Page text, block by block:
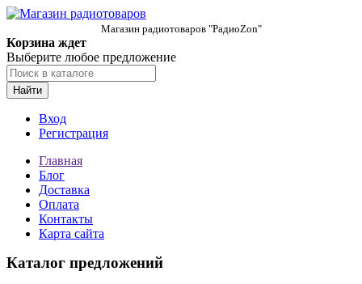
Магазин радиотоваров "РадиоZon"
Корзина ждет
Выберите любое предложение
Найти
Вход
Регистрация
Главная
Блог
Доставка
Оплата
Контакты
Карта сайта
Каталог предложений